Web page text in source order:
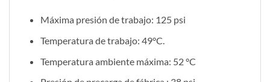
Máxima presión de trabajo: 125 psi
Temperatura de trabajo: 49°C.
Temperatura ambiente máxima: 52 °C